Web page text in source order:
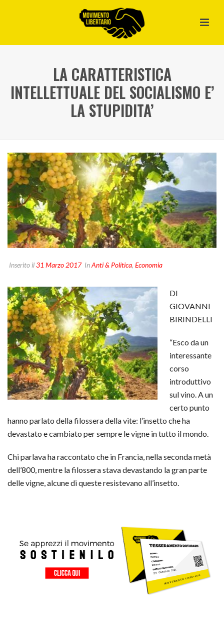
LA CARATTERISTICA
INTELLETTUALE DEL SOCIALISMO E’
LA STUPIDITA’
Inserito il31 Marzo 2017 InAnti & Politica, Economia
DI
GIOVANNI
BIRINDELLI
“Esco da un
interessante
corso
introduttivo
sul vino. A un
certo punto
hanno parlato della filossera della vite: l’insetto che ha
devastato e cambiato per sempre le vigne in tutto il mondo.
Chi parlava ha raccontato che in Francia, nella seconda metà
dell’800, mentre la filossera stava devastando la gran parte
delle vigne, alcune di queste resistevano all’insetto.